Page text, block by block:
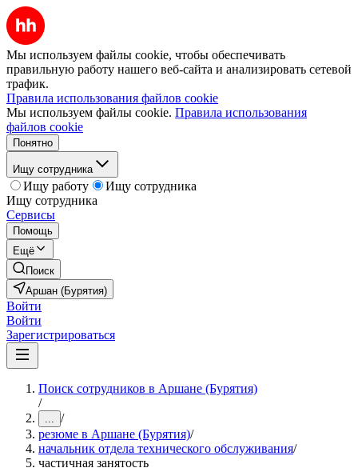
Мы используем файлы cookie, чтобы обеспечивать
правильную работу нашего веб-сайта и анализировать сетевой
трафик.
Правила использования файлов cookie
Мы используем файлы cookie. Правила использования
файлов cookie
Понятно
Ищу сотрудника
Ищу работу
Ищу сотрудника
Ищу сотрудника
Сервисы
Помощь
Ещё
Поиск
Аршан (Бурятия)
Войти
Войти
Зарегистрироваться
Поиск сотрудников в Аршане (Бурятия)
/
... /
резюме в Аршане (Бурятия)/
начальник отдела технического обслуживания/
частичная занятость